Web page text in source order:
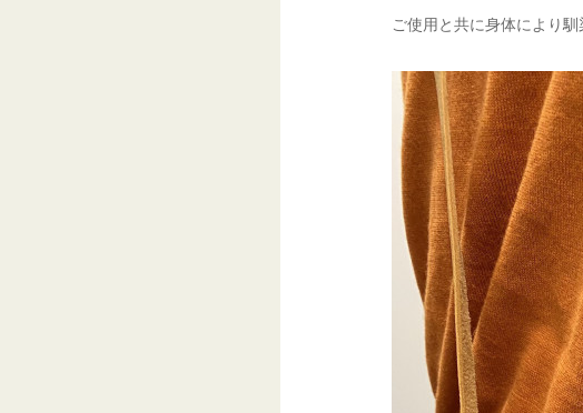
ご使用と共に身体により